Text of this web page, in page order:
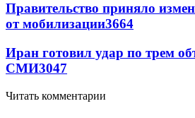
Правительство приняло
от мобилизации3664
Иран готовил удар по трем
СМИ3047
Читать комментарии